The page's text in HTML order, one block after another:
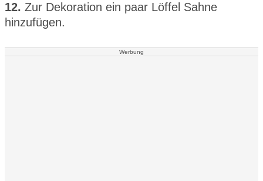
12. Zur Dekoration ein paar Löffel Sahne
hinzufügen.
Werbung